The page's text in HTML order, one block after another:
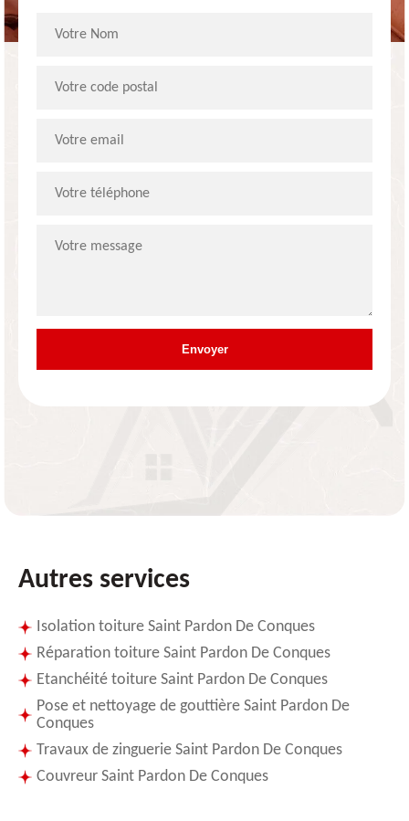
Autres services
Isolation toiture Saint Pardon De Conques
Réparation toiture Saint Pardon De Conques
Etanchéité toiture Saint Pardon De Conques
Pose et nettoyage de gouttière Saint Pardon De
Conques
Travaux de zinguerie Saint Pardon De Conques
Couvreur Saint Pardon De Conques